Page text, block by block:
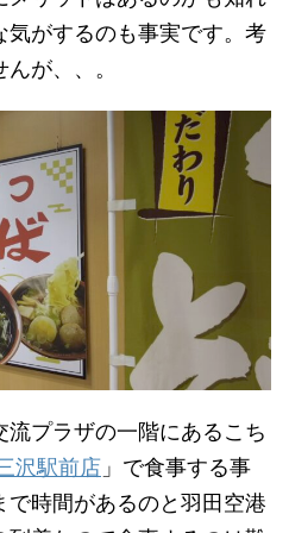
気がするのも事実です。考
が、、。
プラザの一階にあるこち
沢駅前店 」で食事する事
時間があるのと羽田空港